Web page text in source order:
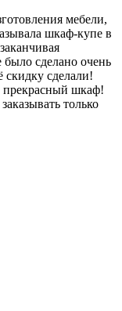
мебели,
шкаф-купе в
сделано очень
сделали!
прекрасный шкаф!
только